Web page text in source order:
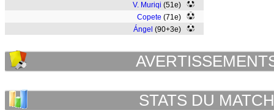
V. Muriqi (51e)
Copete (71e)
Ángel (90+3e)
STATS DU MATCH